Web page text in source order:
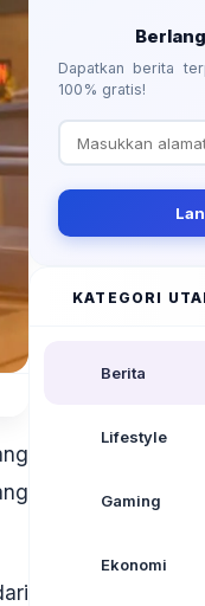
Dapatkan berita
100% gratis!
KATEGORI
Berita
Lifestyle
Gaming
Ekonomi